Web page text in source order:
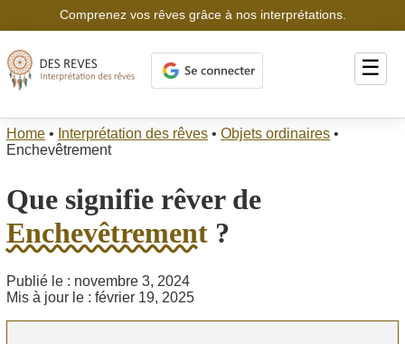
Comprenez vos rêves grâce à nos interprétations.
☰
Home • Interprétation des rêves • Objets ordinaires •
Enchevêtrement
Que signifie rêver de
Enchevêtrement ?
Publié le : novembre 3, 2024
Mis à jour le : février 19, 2025